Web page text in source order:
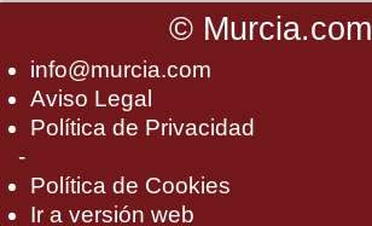
© Murcia.com
info@murcia.com
Aviso Legal
Política de Privacidad
-
Política de Cookies
Ir a versión web